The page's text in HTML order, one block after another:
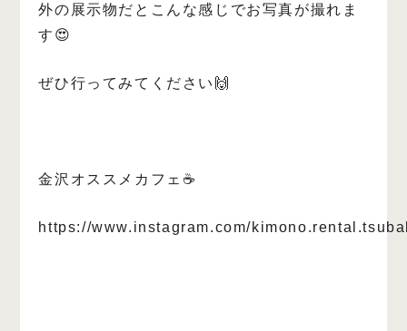
外の展示物だとこんな感じでお写真が撮れま
す😍
ぜひ行ってみてください🙌
金沢オススメカフェ☕️
https://www.instagram.com/